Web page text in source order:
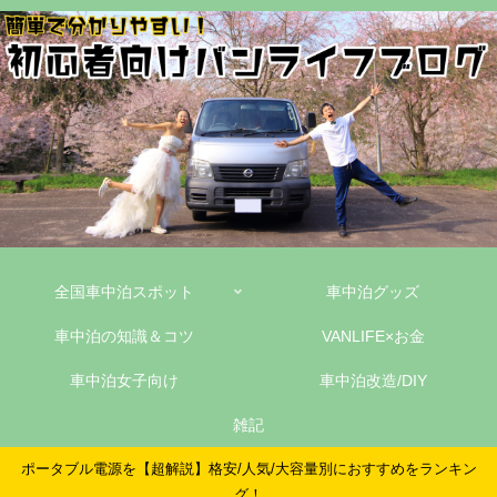
全国車中泊スポット 車中泊グッズ
車中泊の知識＆コツ VANLIFE×お金
車中泊女子向け 車中泊改造/DIY
雑記
ポータブル電源を【超解説】格安/人気/大容量別におすすめをランキン